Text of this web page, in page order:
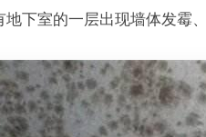
下室的一层出现墙体发霉